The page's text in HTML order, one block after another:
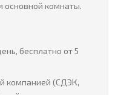
основной комнаты.
бесплатно от 5
компанией (СДЭК,